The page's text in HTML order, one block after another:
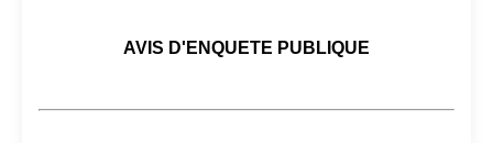
AVIS D'ENQUETE PUBLIQUE